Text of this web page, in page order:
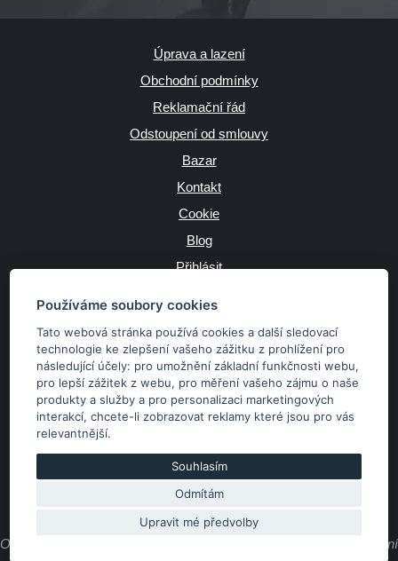
Používáme soubory cookies
Tato webová stránka používá cookies a další sledovací
technologie ke zlepšení vašeho zážitku z prohlížení pro
následující účely: pro umožnění základní funkčnosti webu,
pro lepší zážitek z webu, pro měření vašeho zájmu o naše
produkty a služby a pro personalizaci marketingových
interakcí,chcete-li zobrazovat reklamy které jsou pro vás
relevantnější.
Souhlasím
Odmítám
Upravit mé předvolby
Úprava a lazení
Obchodní podmínky
Reklamační řád
Odstoupení od smlouvy
Bazar
Kontakt
Cookie
Blog
Přihlásit
JAZYK
Kč €
Copyright © 2026 SubaruSTI.cz. Všechna práva vyhrazena.
Obsah stránek je majetkem provozovatele. Kopírování, zveřejňování